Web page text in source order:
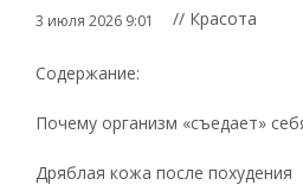
3 июля 2026 9:01 // Красота
Содержание:
Почему организм «съедает»
Дряблая кожа после похудения